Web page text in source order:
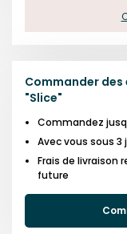
Commander
"Slice"
Commandez
Avec vous sous 3
Frais de livraison
future